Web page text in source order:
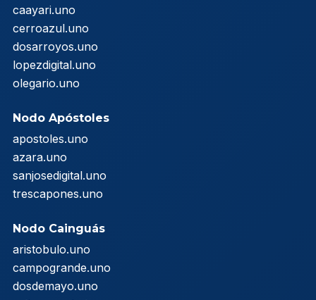
caayari.uno
cerroazul.uno
dosarroyos.uno
lopezdigital.uno
olegario.uno
Nodo Apóstoles
apostoles.uno
azara.uno
sanjosedigital.uno
trescapones.uno
Nodo Cainguás
aristobulo.uno
campogrande.uno
dosdemayo.uno